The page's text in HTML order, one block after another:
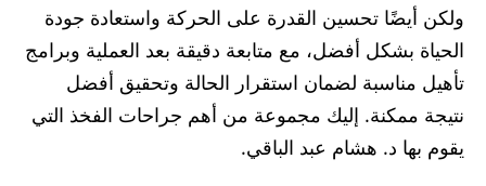
ولكن أيضًا تحسين القدرة على الحركة واستعادة جودة
الحياة بشكل أفضل، مع متابعة دقيقة بعد العملية وبرامج
تأهيل مناسبة لضمان استقرار الحالة وتحقيق أفضل
نتيجة ممكنة. إليك مجموعة من أهم جراحات الفخذ التي
يقوم بها د. هشام عبد الباقي.